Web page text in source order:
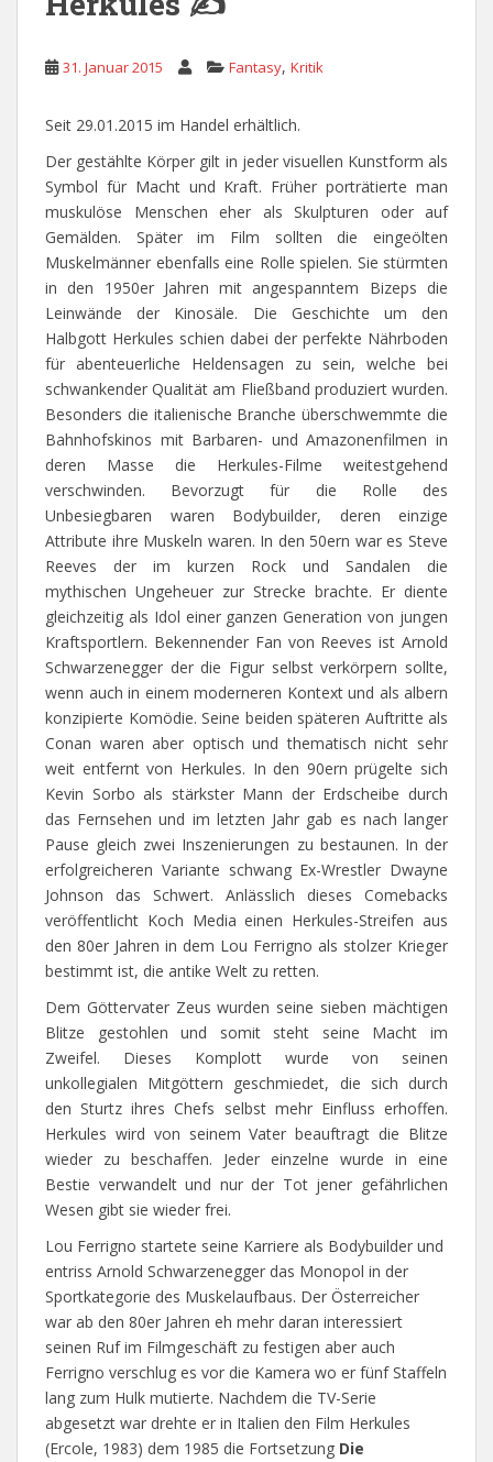
31. Januar 2015 Fantasy, Kritik
Seit 29.01.2015 im Handel erhältlich.
Der gestählte Körper gilt in jeder visuellen Kunstform als
Symbol für Macht und Kraft. Früher porträtierte man
muskulöse Menschen eher als Skulpturen oder auf
Gemälden. Später im Film sollten die eingeölten
Muskelmänner ebenfalls eine Rolle spielen. Sie stürmten
in den 1950er Jahren mit angespanntem Bizeps die
Leinwände der Kinosäle. Die Geschichte um den
Halbgott Herkules schien dabei der perfekte Nährboden
für abenteuerliche Heldensagen zu sein, welche bei
schwankender Qualität am Fließband produziert wurden.
Besonders die italienische Branche überschwemmte die
Bahnhofskinos mit Barbaren- und Amazonenfilmen in
deren Masse die Herkules-Filme weitestgehend
verschwinden. Bevorzugt für die Rolle des
Unbesiegbaren waren Bodybuilder, deren einzige
Attribute ihre Muskeln waren. In den 50ern war es Steve
Reeves der im kurzen Rock und Sandalen die
mythischen Ungeheuer zur Strecke brachte. Er diente
gleichzeitig als Idol einer ganzen Generation von jungen
Kraftsportlern. Bekennender Fan von Reeves ist Arnold
Schwarzenegger der die Figur selbst verkörpern sollte,
wenn auch in einem moderneren Kontext und als albern
konzipierte Komödie. Seine beiden späteren Auftritte als
Conan waren aber optisch und thematisch nicht sehr
weit entfernt von Herkules. In den 90ern prügelte sich
Kevin Sorbo als stärkster Mann der Erdscheibe durch
das Fernsehen und im letzten Jahr gab es nach langer
Pause gleich zwei Inszenierungen zu bestaunen. In der
erfolgreicheren Variante schwang Ex-Wrestler Dwayne
Johnson das Schwert. Anlässlich dieses Comebacks
veröffentlicht Koch Media einen Herkules-Streifen aus
den 80er Jahren in dem Lou Ferrigno als stolzer Krieger
bestimmt ist, die antike Welt zu retten.
Dem Göttervater Zeus wurden seine sieben mächtigen
Blitze gestohlen und somit steht seine Macht im
Zweifel. Dieses Komplott wurde von seinen
unkollegialen Mitgöttern geschmiedet, die sich durch
den Sturtz ihres Chefs selbst mehr Einfluss erhoffen.
Herkules wird von seinem Vater beauftragt die Blitze
wieder zu beschaffen. Jeder einzelne wurde in eine
Bestie verwandelt und nur der Tot jener gefährlichen
Wesen gibt sie wieder frei.
Lou Ferrigno startete seine Karriere als Bodybuilder und
entriss Arnold Schwarzenegger das Monopol in der
Sportkategorie des Muskelaufbaus. Der Österreicher
war ab den 80er Jahren eh mehr daran interessiert
seinen Ruf im Filmgeschäft zu festigen aber auch
Ferrigno verschlug es vor die Kamera wo er fünf Staffeln
lang zum Hulk mutierte. Nachdem die TV-Serie
abgesetzt war drehte er in Italien den Film Herkules
(Ercole, 1983) dem 1985 die Fortsetzung Die